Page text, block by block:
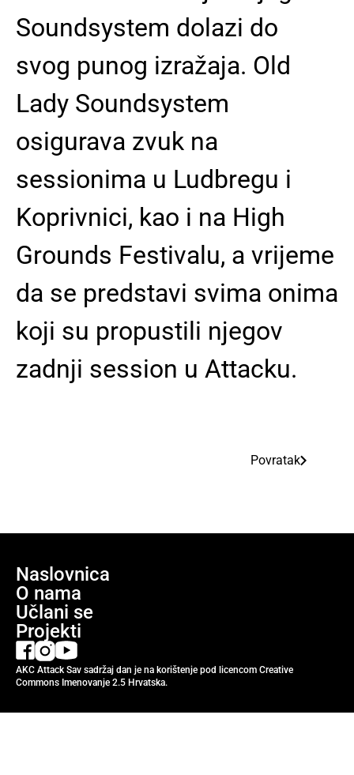
Soundsystem dolazi do
svog punog izražaja. Old
Lady Soundsystem
osigurava zvuk na
sessionima u Ludbregu i
Koprivnici, kao i na High
Grounds Festivalu, a vrijeme
da se predstavi svima onima
koji su propustili njegov
zadnji session u Attacku.
Povratak
Naslovnica
O nama
Učlani se
Projekti
AKC Attack Sav sadržaj dan je na korištenje pod licencom Creative
Commons Imenovanje 2.5 Hrvatska.